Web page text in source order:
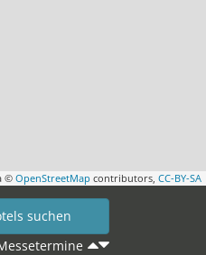
© OpenStreetMap contributors, CC-BY-SA